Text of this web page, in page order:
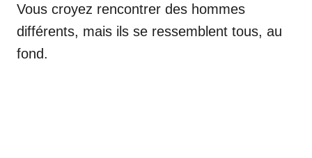
Vous croyez rencontrer des hommes
différents, mais ils se ressemblent tous, au
fond.